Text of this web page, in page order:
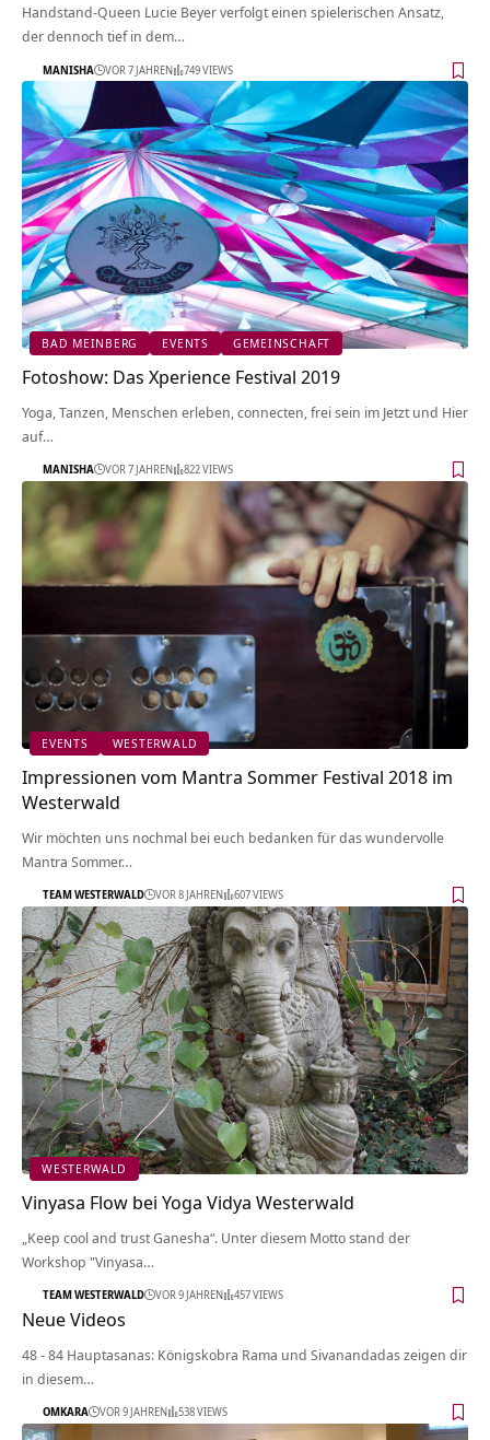
Handstand-Queen Lucie Beyer verfolgt einen spielerischen Ansatz,
der dennoch tief in dem…
MANISHA VOR 7 JAHREN 749 VIEWS
BAD MEINBERG EVENTS GEMEINSCHAFT
Fotoshow: Das Xperience Festival 2019
Yoga, Tanzen, Menschen erleben, connecten, frei sein im Jetzt und Hier
auf…
MANISHA VOR 7 JAHREN 822 VIEWS
EVENTS WESTERWALD
Impressionen vom Mantra Sommer Festival 2018 im
Westerwald
Wir möchten uns nochmal bei euch bedanken für das wundervolle
Mantra Sommer…
TEAM WESTERWALD VOR 8 JAHREN 607 VIEWS
WESTERWALD
Vinyasa Flow bei Yoga Vidya Westerwald
„Keep cool and trust Ganesha“. Unter diesem Motto stand der
Workshop "Vinyasa…
TEAM WESTERWALD VOR 9 JAHREN 457 VIEWS
Neue Videos
48 - 84 Hauptasanas: Königskobra Rama und Sivanandadas zeigen dir
in diesem…
OMKARA VOR 9 JAHREN 538 VIEWS